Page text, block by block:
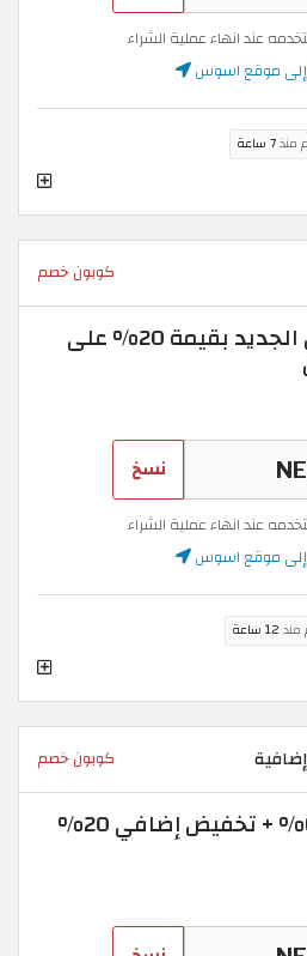
عند انهاء عملية الشراء
إلى موقع اسوس
منذ7 ساعة
كوبون خصم
كوبون خصم اسوس الجديد بقيمة 20% على
نسخ
عند انهاء عملية الشراء
إلى موقع اسوس
منذ 12 ساعة
كوبون خصم
كود خصم اسوس ٥٠% + تخفيض إضافي 20%